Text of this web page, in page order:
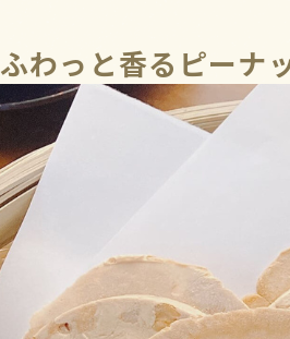
ふわっと香るピーナ